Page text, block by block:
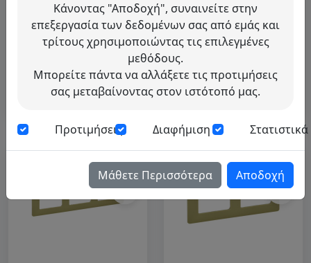
Πλαίσιο Valena Life - 5
θέσεων - lime
VALENA LIFE|Legrand
Ζητήστε μας
Πλαίσιο Valena Life - 4
θέσεων - lime
VALENA LIFE|Legrand
Κωδικός: 754084
Ζητήστε μας
τιμή
Κάνοντας "Αποδοχή", συναινείτε στην
επεξεργασία των δεδομένων σας από εμάς και
τρίτους χρησιμοποιώντας τις επιλεγμένες
μεθόδους.
Μπορείτε πάντα να αλλάξετε τις προτιμήσεις
σας μεταβαίνοντας στον ιστότοπό μας.
Προτιμήσεις Διαφήμιση Στατιστικά
Μάθετε Περισσότερα Αποδοχή